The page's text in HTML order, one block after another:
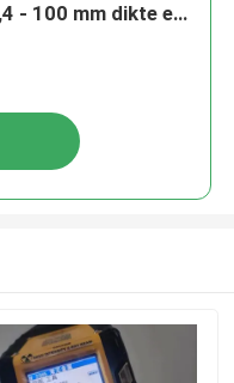
- 100 mm dikte en